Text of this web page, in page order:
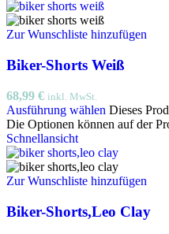
Zur Wunschliste hinzufügen
Biker-Shorts Weiß
68,99 € inkl. MwSt.
Ausführung wählen Dieses
Die Optionen können auf der
Schnellansicht
Zur Wunschliste hinzufügen
Biker-Shorts,Leo Clay